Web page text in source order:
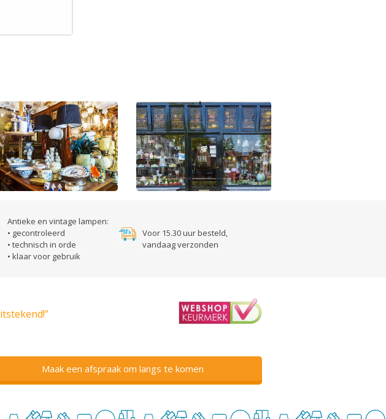
Antieke en vintage lampen:
• gecontroleerd
• technisch in orde
• klaar voor gebruik
Voor 15.30 uur besteld,
vandaag verzonden
Maak een afspraak om langs te komen